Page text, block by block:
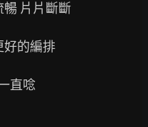
暢 片片斷斷
好的編排
直唸